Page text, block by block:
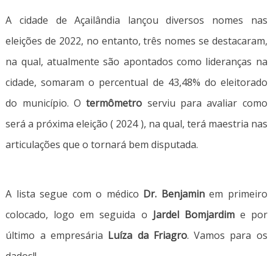
A cidade de Açailândia lançou diversos nomes nas
eleições de 2022, no entanto, três nomes se destacaram,
na qual, atualmente são apontados como lideranças na
cidade, somaram o percentual de 43,48% do eleitorado
do município. O termômetro serviu para avaliar como
será a próxima eleição ( 2024 ), na qual, terá maestria nas
articulações que o tornará bem disputada.
A lista segue com o médico Dr. Benjaminem primeiro
colocado, logo em seguida o Jardel Bomjardim e por
último a empresária Luíza da Friagro. Vamos para os